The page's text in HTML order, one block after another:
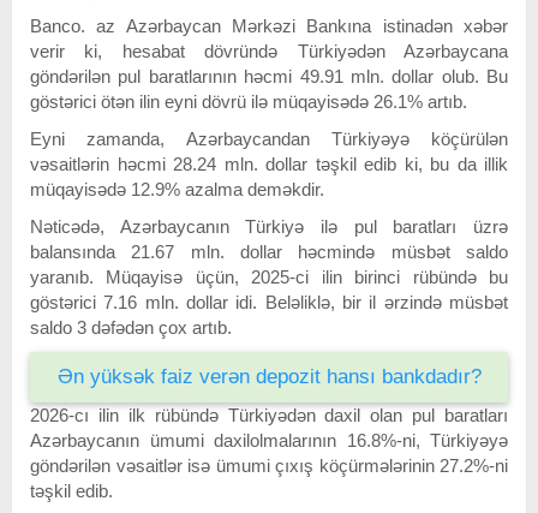
Banco. az Azərbaycan Mərkəzi Bankına istinadən xəbər
verir ki, hesabat dövründə Türkiyədən Azərbaycana
göndərilən pul baratlarının həcmi 49.91 mln. dollar olub. Bu
göstərici ötən ilin eyni dövrü ilə müqayisədə 26.1% artıb.
Eyni zamanda, Azərbaycandan Türkiyəyə köçürülən
vəsaitlərin həcmi 28.24 mln. dollar təşkil edib ki, bu da illik
müqayisədə 12.9% azalma deməkdir.
Nəticədə, Azərbaycanın Türkiyə ilə pul baratları üzrə
balansında 21.67 mln. dollar həcmində müsbət saldo
yaranıb. Müqayisə üçün, 2025-ci ilin birinci rübündə bu
göstərici 7.16 mln. dollar idi. Beləliklə, bir il ərzində müsbət
saldo 3 dəfədən çox artıb.
Ən yüksək faiz verən depozit hansı bankdadır?
2026-cı ilin ilk rübündə Türkiyədən daxil olan pul baratları
Azərbaycanın ümumi daxilolmalarının 16.8%-ni, Türkiyəyə
göndərilən vəsaitlər isə ümumi çıxış köçürmələrinin 27.2%-ni
təşkil edib.